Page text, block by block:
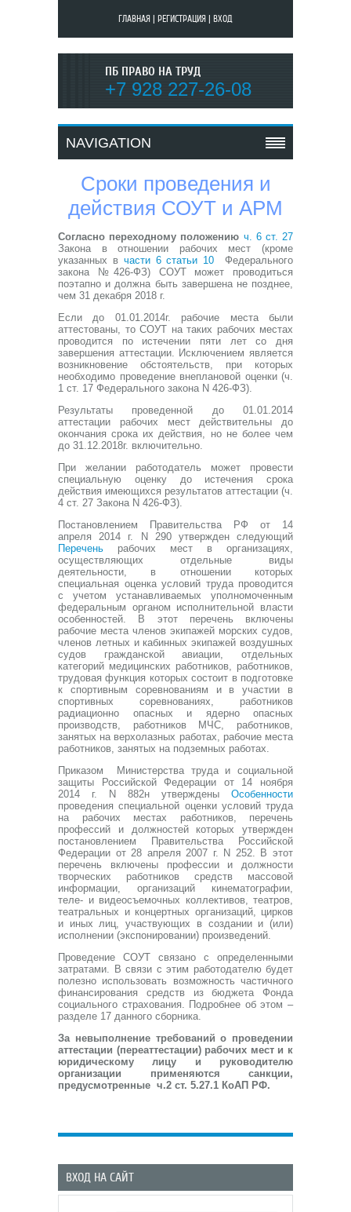
ГЛАВНАЯ РЕГИСТРАЦИЯ ВХОД
ПБ ПРАВО НА ТРУД
+7 928 227-26-08
NAVIGATION
Сроки проведения и
действия СОУТ и АРМ
Согласно переходному положению ч. 6 ст. 27
Закона в отношении рабочих мест (кроме
указанных в части 6 статьи 10 Федерального
закона №426-ФЗ) СОУТ может проводиться
поэтапно и должна быть завершена не позднее,
чем 31 декабря 2018 г.
Если до 01.01.2014г. рабочие места были
аттестованы, то СОУТ на таких рабочих местах
проводится по истечении пяти лет со дня
завершения аттестации. Исключением является
возникновение обстоятельств, при которых
необходимо проведение внеплановой оценки (ч.
1 ст. 17 Федерального закона N 426-ФЗ).
Результаты проведенной до 01.01.2014
аттестации рабочих мест действительны до
окончания срока их действия, но не более чем
до 31.12.2018г. включительно.
При желании работодатель может провести
специальную оценку до истечения срока
действия имеющихся результатов аттестации (ч.
4 ст. 27 Закона N 426-ФЗ).
Постановлением Правительства РФ от 14
апреля 2014 г. N 290 утвержден следующий
Перечень рабочих мест в организациях,
осуществляющих отдельные виды
деятельности, в отношении которых
специальная оценка условий труда проводится
с учетом устанавливаемых уполномоченным
федеральным органом исполнительной власти
особенностей. В этот перечень включены
рабочие места членов экипажей морских судов,
членов летных и кабинных экипажей воздушных
судов гражданской авиации, отдельных
категорий медицинских работников, работников,
трудовая функция которых состоит в подготовке
к спортивным соревнованиям и в участии в
спортивных соревнованиях, работников
радиационно опасных и ядерно опасных
производств, работников МЧС, работников,
занятых на верхолазных работах, рабочие места
работников, занятых на подземных работах.
Приказом Министерства труда и социальной
защиты Российской Федерации от 14 ноября
2014 г. N 882н утверждены Особенности
проведения специальной оценки условий труда
на рабочих местах работников, перечень
профессий и должностей которых утвержден
постановлением Правительства Российской
Федерации от 28 апреля 2007 г. N 252. В этот
перечень включены профессии и должности
творческих работников средств массовой
информации, организаций кинематографии,
теле- и видеосъемочных коллективов, театров,
театральных и концертных организаций, цирков
и иных лиц, участвующих в создании и (или)
исполнении (экспонировании) произведений.
Проведение СОУТ связано с определенными
затратами. В связи с этим работодателю будет
полезно использовать возможность частичного
финансирования средств из бюджета Фонда
социального страхования. Подробнее об этом –
разделе 17 данного сборника.
За невыполнение требований о проведении
аттестации (переаттестации) рабочих мест и к
юридическому лицу и руководителю
организации применяются санкции,
предусмотренные ч.2 ст. 5.27.1 КоАП РФ.
ВХОД НА САЙТ